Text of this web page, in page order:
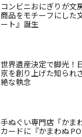
コンビニおにぎりが文
商品をモチーフにした
ート』誕生
世界遺産決定で脚光！
京を創り上げた知られ
絶な執念
手ぬぐい専門店「かま
カードに『かまわぬ